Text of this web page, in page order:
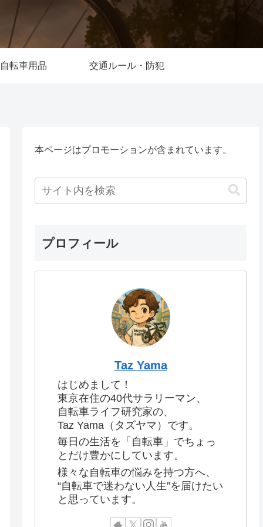
自転車用品 交通ルール・防犯
本ページはプロモーションが含まれています。
プロフィール
Taz Yama
はじめまして！
東京在住の40代サラリーマン、
自転車ライフ研究家の、
Taz Yama（タズヤマ）です。
毎日の生活を「自転車」でちょっ
とだけ豊かにしています。
様々な自転車の悩みを持つ方へ、
“自転車で迷わない人生”を届けたい
と思っています。